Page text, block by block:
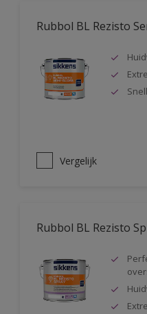
Rubbol BL Rezisto
Vergelijk
Rubbol BL Rezisto